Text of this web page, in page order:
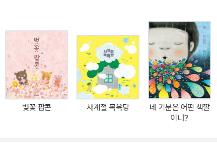
을 수 있는 글자, 고작 스물 여덟 자로 이 모든 게 가능하다니 500년
이 훌쩍 지난 지금 생각해도 놀라운 혁명이 아닐 수 없습니다. “어릴
때부터 아토피에 뚱보였어요. 그런데 세종 대왕도 뚱뚱한 데다 피부
병뿐만 아니라 두통, 이질, 부종, 눈병 같은 온갖 병을 앓았다는 이야
기를 듣고 확 친근감을 느꼈어요. 그냥 왕도 아니고 대왕이라고 불리
는 위대한 임금님이 나처럼 먹는 거 좋아하고 가려움증에 여기저기
긁어 대며 밤새도록 공부하고 연구하여 한글을 만들었다는 사실이 정
말 놀랍고 존경스러웠어요∙∙∙∙∙∙.” 조은수 작가의 말처럼, 한글의 위대
벚꽃 팝콘 사계절 목욕탕
네 기분은 어떤 색깔
이니?